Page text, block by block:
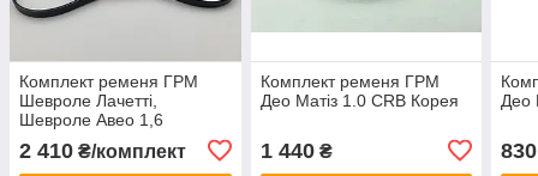
Комплект ременя ГРМ
Шевроле Лачетті,
Шевроле Авео 1,6
генератора) CRB Корея
2 410 ₴/комплект
Комплект ременя ГРМ
Део Матіз 1.0 CRB Корея
1 440₴
Део
830